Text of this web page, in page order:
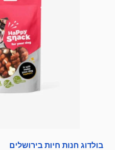
בולדוג חנות חיות בירושלים